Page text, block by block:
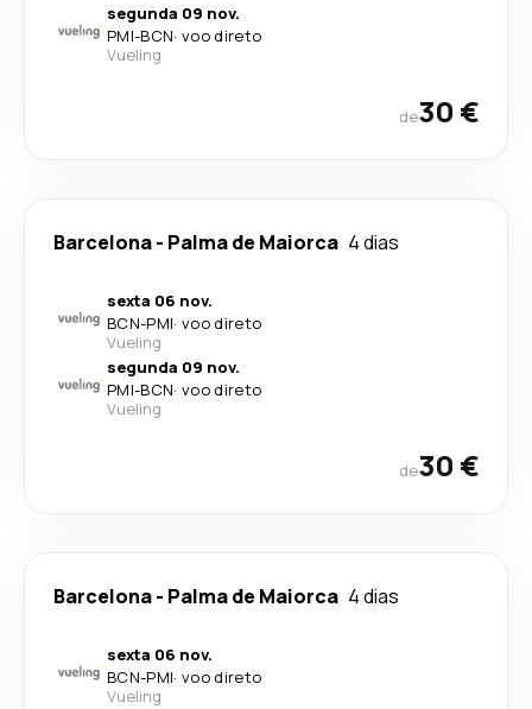
segunda 09 nov.
PMI-BCN· voo direto
Vueling
de30 €
Barcelona- Palma de Maiorca 4 dias
sexta 06 nov.
BCN-PMI· voo direto
Vueling
segunda 09 nov.
PMI-BCN· voo direto
Vueling
de30 €
Barcelona- Palma de Maiorca 4 dias
sexta 06 nov.
BCN-PMI· voo direto
Vueling